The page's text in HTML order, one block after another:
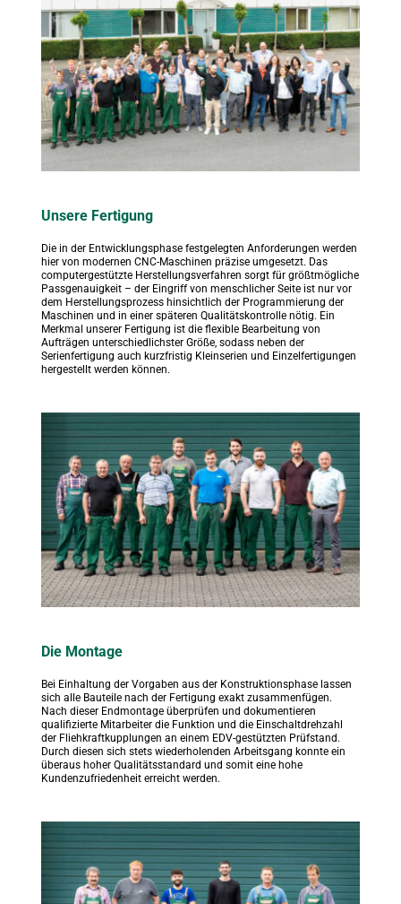
Unsere Fertigung
Die in der Entwicklungsphase festgelegten Anforderungen werden
hier von modernen CNC-Maschinen präzise umgesetzt. Das
computergestützte Herstellungsverfahren sorgt für größtmögliche
Passgenauigkeit – der Eingriff von menschlicher Seite ist nur vor
dem Herstellungsprozess hinsichtlich der Programmierung der
Maschinen und in einer späteren Qualitätskontrolle nötig. Ein
Merkmal unserer Fertigung ist die flexible Bearbeitung von
Aufträgen unterschiedlichster Größe, sodass neben der
Serienfertigung auch kurzfristig Kleinserien und Einzelfertigungen
hergestellt werden können.
Die Montage
Bei Einhaltung der Vorgaben aus der Konstruktionsphase lassen
sich alle Bauteile nach der Fertigung exakt zusammenfügen.
Nach dieser Endmontage überprüfen und dokumentieren
qualifizierte Mitarbeiter die Funktion und die Einschaltdrehzahl
der Fliehkraftkupplungen an einem EDV-gestützten Prüfstand.
Durch diesen sich stets wiederholenden Arbeitsgang konnte ein
überaus hoher Qualitätsstandard und somit eine hohe
Kundenzufriedenheit erreicht werden.